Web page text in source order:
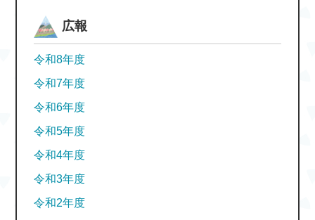
広報
令和8年度
令和7年度
令和6年度
令和5年度
令和4年度
令和3年度
令和2年度